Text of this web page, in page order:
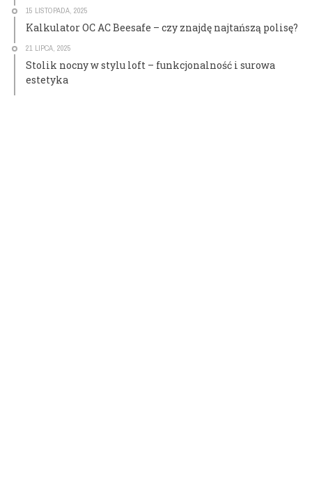
15 LISTOPADA, 2025
Kalkulator OC AC Beesafe – czy znajdę najtańszą polisę?
21 LIPCA, 2025
Stolik nocny w stylu loft – funkcjonalność i surowa
estetyka